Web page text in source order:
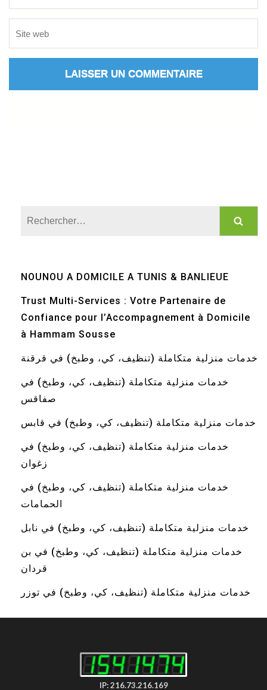
NOUNOU A DOMICILE A TUNIS & BANLIEUE
Trust Multi-Services : Votre Partenaire de
Confiance pour l’Accompagnement à Domicile
à Hammam Sousse
خدمات منزلية متكاملة (تنظيف، كي، وطبخ) في قرقنة
خدمات منزلية متكاملة (تنظيف، كي، وطبخ) في
صفاقس
خدمات منزلية متكاملة (تنظيف، كي، وطبخ) في قابس
خدمات منزلية متكاملة (تنظيف، كي، وطبخ) في
زغوان
خدمات منزلية متكاملة (تنظيف، كي، وطبخ) في
الحمامات
خدمات منزلية متكاملة (تنظيف، كي، وطبخ) في نابل
خدمات منزلية متكاملة (تنظيف، كي، وطبخ) في بن
قردان
خدمات منزلية متكاملة (تنظيف، كي، وطبخ) في توزر
IP: 216.73.216.169